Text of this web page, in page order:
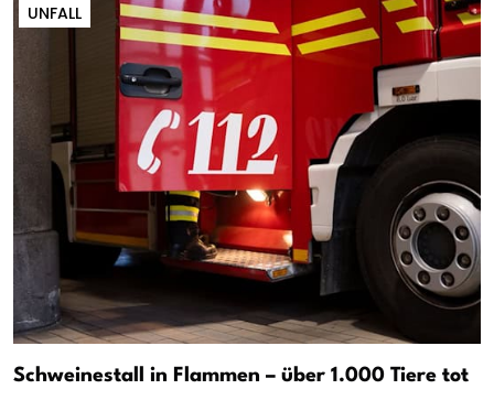
UNFALL
Schweinestall in Flammen – über 1.000 Tiere tot